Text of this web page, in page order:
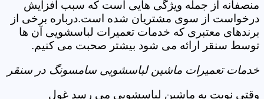
منصفانه از جمله ویژگی هایی است که سبب افزایش
درخواست از سوی مشتریان شده است.درباره برخی از
برندهای معتبری که خدمات تعمیرات لباسشویی آن ها
توسط سنقر ارائه می شود بیشتر صحبت می کنیم.
خدمات تعمیرات ماشین لباسشویی سامسونگ در سنقر
وقتی نوبت به ماشین لباسشویی می رسد غول